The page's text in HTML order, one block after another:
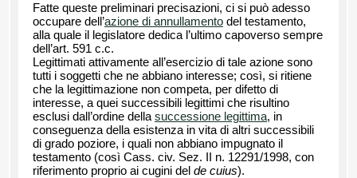
Fatte queste preliminari precisazioni, ci si può adesso
occupare dell’azione di annullamento del testamento,
alla quale il legislatore dedica l’ultimo capoverso sempre
dell’art. 591 c.c.
Legittimati attivamente all’esercizio di tale azione sono
tutti i soggetti che ne abbiano interesse; così, si ritiene
che la legittimazione non competa, per difetto di
interesse, a quei successibili legittimi che risultino
esclusi dall’ordine della successione legittima, in
conseguenza della esistenza in vita di altri successibili
di grado poziore, i quali non abbiano impugnato il
testamento (così Cass. civ. Sez. II n. 12291/1998, con
riferimento proprio ai cugini del de cuius).